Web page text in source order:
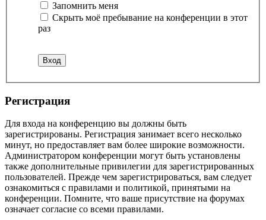
Запомнить меня
Скрыть моё пребывание на конференции в этот
раз
Регистрация
Для входа на конференцию вы должны быть
зарегистрированы. Регистрация занимает всего несколько
минут, но предоставляет вам более широкие возможности.
Администратором конференции могут быть установлены
также дополнительные привилегии для зарегистрированных
пользователей. Прежде чем зарегистрироваться, вам следует
ознакомиться с правилами и политикой, принятыми на
конференции. Помните, что ваше присутствие на форумах
означает согласие со всеми правилами.